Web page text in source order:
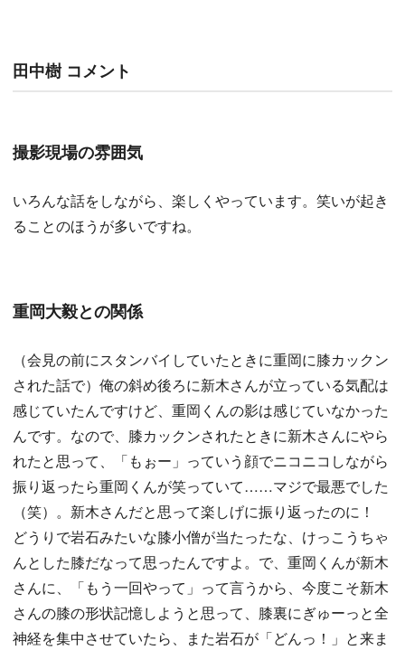
田中樹 コメント
撮影現場の雰囲気
いろんな話をしながら、楽しくやっています。笑いが起き
ることのほうが多いですね。
重岡大毅との関係
（会見の前にスタンバイしていたときに重岡に膝カックン
された話で）俺の斜め後ろに新木さんが立っている気配は
感じていたんですけど、重岡くんの影は感じていなかった
んです。なので、膝カックンされたときに新木さんにやら
れたと思って、「もぉー」っていう顔でニコニコしながら
振り返ったら重岡くんが笑っていて……マジで最悪でした
（笑）。新木さんだと思って楽しげに振り返ったのに！
どうりで岩石みたいな膝小僧が当たったな、けっこうちゃ
んとした膝だなって思ったんですよ。で、重岡くんが新木
さんに、「もう一回やって」って言うから、今度こそ新木
さんの膝の形状記憶しようと思って、膝裏にぎゅーっと全
神経を集中させていたら、また岩石が「どんっ！」と来ま